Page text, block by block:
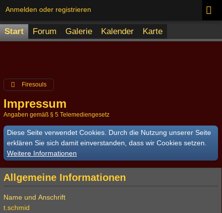
Anmelden oder registrieren
Start Forum Galerie Kalender Karte
Firesouls
Impressum
Angaben gemäß § 5 Telemediengesetz
Diese Seite verwendet Cookies. Durch die Nutzung unserer Seite
erklären Sie sich damit einverstanden, dass wir Cookies setzen.
Weitere Informationen
Allgemeine Informationen
Name und Anschrift
t.schmid